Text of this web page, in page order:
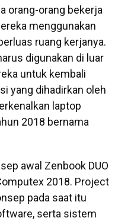
orang-orang bekerja
menggunakan
ruang kerjanya.
digunakan di luar
untuk kembali
yang dihadirkan oleh
laptop
2018 bernama
awal Zenbook DUO
2018. Project
pada saat itu
serta sistem